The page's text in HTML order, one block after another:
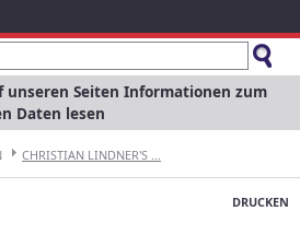
unseren Seiten Informationen zum
Daten lesen
CHRISTIAN LINDNER'S ...
DRUCKEN